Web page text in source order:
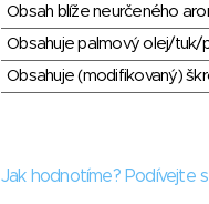
Obsah blíže neurčeného
Obsahuje palmový olej/tuk/
Obsahuje (modifikovaný)
Jak hodnotíme? Podívejte